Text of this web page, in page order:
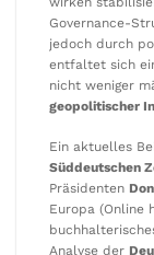
Governance-
jedoch durch
entfaltet sich
nicht weniger
geopolitischer
Ein aktuelles
Süddeutschen
Präsidenten
Europa (Online
Analyse der